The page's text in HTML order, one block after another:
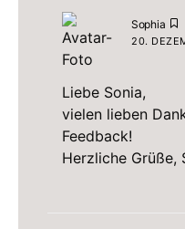
Sophia
20.
Liebe Sonia,
vielen lieben
Feedback!
Herzliche Grüße,